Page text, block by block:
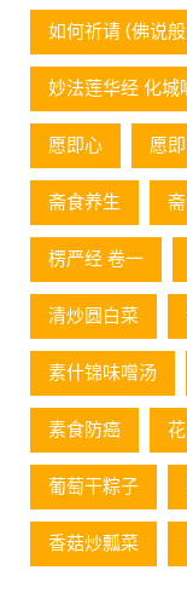
如何祈请 (佛说
妙法莲华经 化城
愿即心 愿
斋食养生
楞严经 卷一
清炒圆白菜
素什锦味噌汤
素食防癌
葡萄⼲粽⼦
香菇炒瓢菜